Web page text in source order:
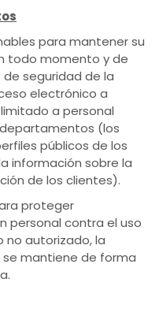
para mantener su
todo momento y de
seguridad de la
electrónico a
a personal
(los
públicos de los
información sobre la
de los clientes).
proteger
personal contra el uso
no autorizado, la
se mantiene de forma